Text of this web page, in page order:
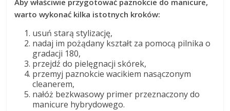
Aby właściwie przygotować paznokcie do manicure,
warto wykonać kilka istotnych kroków:
usuń starą stylizację,
nadaj im pożądany kształt za pomocą pilnika o
gradacji 180,
przejdź do pielęgnacji skórek,
przemyj paznokcie wacikiem nasączonym
cleanerem,
nałóż bezkwasowy primer przeznaczony do
manicure hybrydowego.